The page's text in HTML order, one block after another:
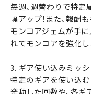
毎週、週替わりで特
幅アップ！また、報酬
モンコアジェムが手
れてモンコアを強化し
3. ギア使い込みミッシ
特定のギアを使い込む